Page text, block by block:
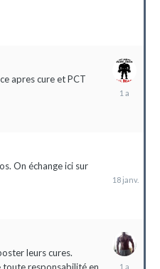
apres cure et PCT
13
On échange ici sur
leurs cures.
28